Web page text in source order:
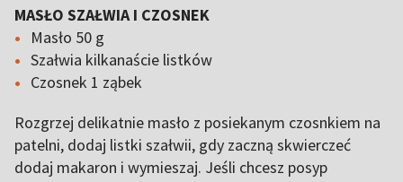
MASŁO SZAŁWIA I CZOSNEK
Masło 50 g
Szałwia kilkanaście listków
Czosnek 1 ząbek
Rozgrzej delikatnie masło z posiekanym czosnkiem na
patelni, dodaj listki szałwii, gdy zaczną skwierczeć
dodaj makaron i wymieszaj. Jeśli chcesz posyp